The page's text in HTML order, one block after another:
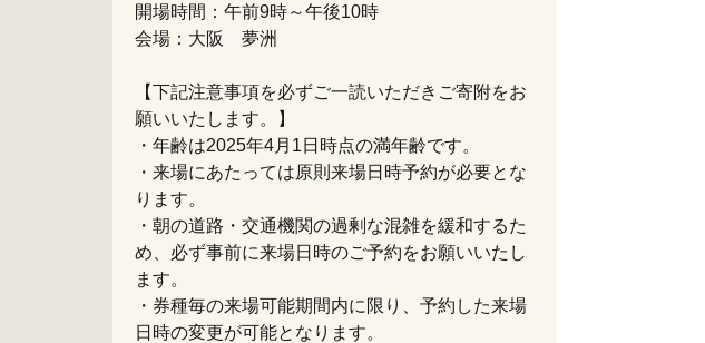
開場時間：午前9時～午後10時
会場：大阪 夢洲
【下記注意事項を必ずご一読いただきご寄附をお
願いいたします。】
・年齢は2025年4月1日時点の満年齢です。
・来場にあたっては原則来場日時予約が必要とな
ります。
・朝の道路・交通機関の過剰な混雑を緩和するた
め、必ず事前に来場日時のご予約をお願いいたし
ます。
・券種毎の来場可能期間内に限り、予約した来場
日時の変更が可能となります。